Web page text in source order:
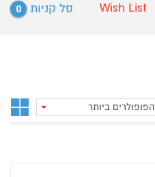
סל קניות 0 Wish List
הפופולרים ביותר